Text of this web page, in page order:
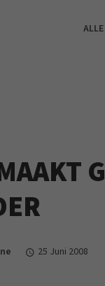
25 Juni 2008